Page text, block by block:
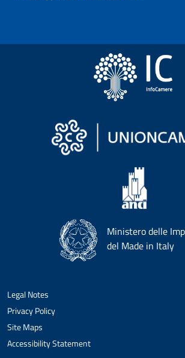
Ministero delle
del Made in Italy
Legal Notes
Privacy Policy
Site Maps
Accessibility Statement